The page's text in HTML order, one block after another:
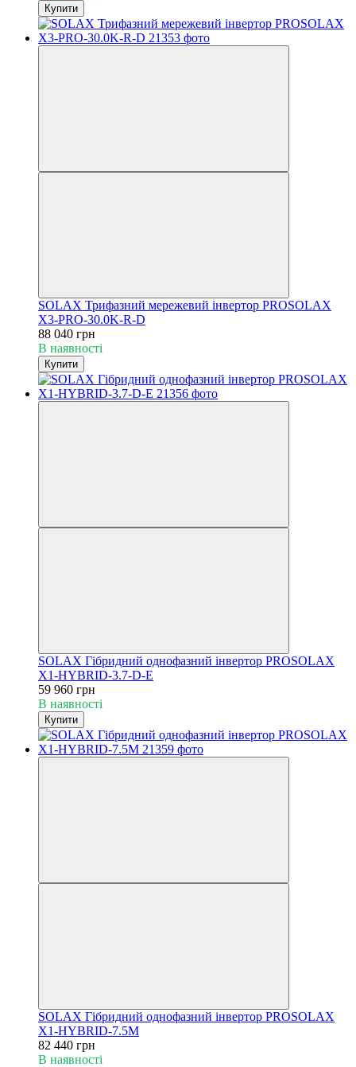
Купити
SOLAX Трифазний мережевий інвертор PROSOLAX
Х3-PRO-30.0K-R-D
88 040 грн
В наявності
Купити
SOLAX Гібридний однофазний інвертор PROSOLAX
X1-HYBRID-3.7-D-E
59 960 грн
В наявності
Купити
SOLAX Гібридний однофазний інвертор PROSOLAX
Х1-HYBRID-7.5M
82 440 грн
В наявності